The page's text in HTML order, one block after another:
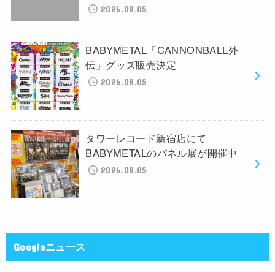
2026.08.05
BABYMETAL「CANNONBALL外
伝」グッズ販売決定
2026.08.05
タワーレコード新宿店にて
BABYMETALのパネル展が開催中
2026.08.05
Googleニュース